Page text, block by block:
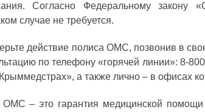
Согласно Федеральному закону
случае не требуется.
действие полиса ОМС, позвонив в
по телефону «горячей линии»: 8-
а также лично – в офисах
– это гарантия медицинской